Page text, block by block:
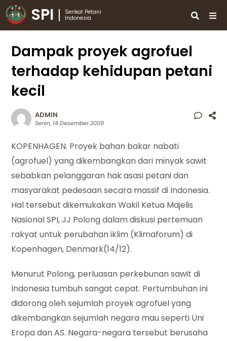
SPI
Serikat Petani
Indonesia
Dampak proyek agrofuel
terhadap kehidupan petani
kecil
ADMIN
Senin, 14 Desember 2009
KOPENHAGEN. Proyek bahan bakar nabati
(agrofuel) yang dikembangkan dari minyak sawit
sebabkan pelanggaran hak asasi petani dan
masyarakat pedesaan secara massif di Indonesia.
Hal tersebut dikemukakan Wakil Ketua Majelis
Nasional SPI, JJ Polong dalam diskusi pertemuan
rakyat untuk perubahan iklim (Klimaforum) di
Kopenhagen, Denmark(14/12).
Menurut Polong, perluasan perkebunan sawit di
Indonesia tumbuh sangat cepat. Pertumbuhan ini
didorong oleh sejumlah proyek agrofuel yang
dikembangkan sejumlah negara mau seperti Uni
Eropa dan AS. Negara-negara tersebut berusaha